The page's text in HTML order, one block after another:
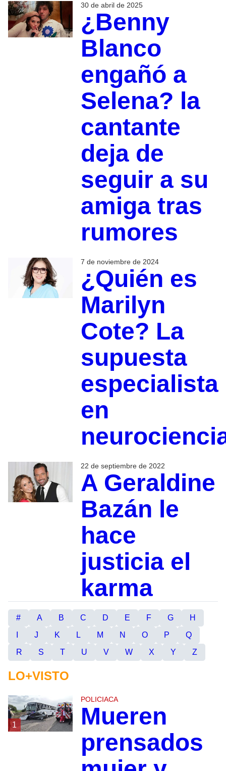
30 de abril de 2025
¿Benny
Blanco
engañó a
Selena? la
cantante
deja de
seguir a su
amiga tras
rumores
7 de noviembre de 2024
¿Quién es
Marilyn
Cote? La
supuesta
especialista
en
22 de septiembre de 2022
A Geraldine
Bazán le
hace
justicia el
karma
# A B C D E F G
H
J K L M N O P
Q
R
S T U V W X Y Z
LO+VISTO
1
POLICIACA
Mueren
prensados